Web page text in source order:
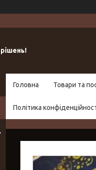
Головна Товари та
Політика